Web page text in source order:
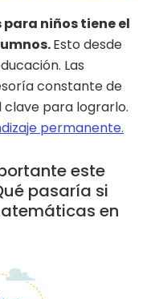
niños tiene el
Esto desde
Las
constante de
clave para lograrlo.
permanente.
este
pasaría si
en